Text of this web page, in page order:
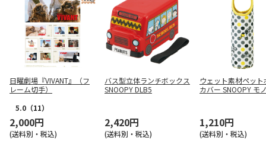
日曜劇場『VIVANT』（フ
レーム切手）
5.0 （11）
2,000円
(送料別・税込)
バス型立体ランチボックス
SNOOPY DLB5
2,420円
(送料別・税込)
ウェット素材ペット
カバー SNOOPY モ
1,210円
(送料別・税込)